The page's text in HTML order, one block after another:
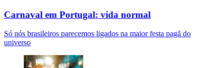
Carnaval em Portugal: vida normal
Só nós brasileiros parecemos ligados na maior festa pagã do
universo